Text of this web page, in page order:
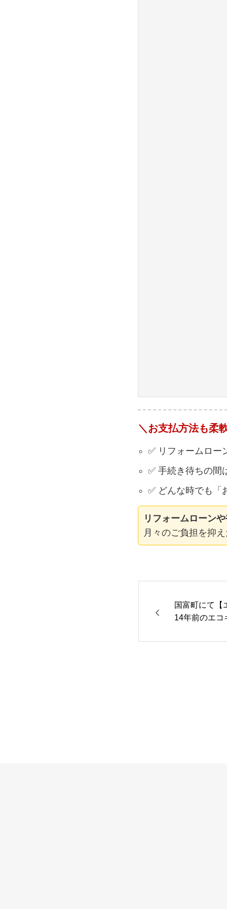
＼お支払方法も柔
✅ リフォームロー
✅ 手続き待ちの
✅ どんな時でも「
リフォームローン
月々のご負担を抑
国富町にて
14年前のエ